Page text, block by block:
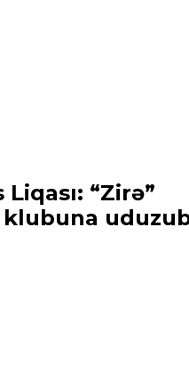
“Zirə”
klubuna